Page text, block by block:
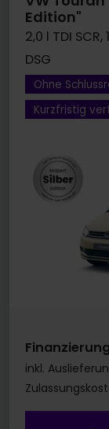
Edition"
2,0 l TDI
DSG
Ohne
Kurzfristig
inkl.